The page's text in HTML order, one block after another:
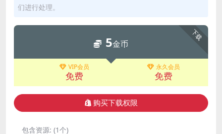
们进行处理。
下载
5金币
VIP会员
免费
永久会员
免费
购买下载权限
包含资源: (1个)